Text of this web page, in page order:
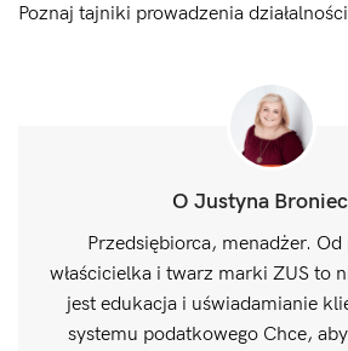
Poznaj tajniki prowadzenia
O Justyna
Przedsiębiorca, menadżer.
właścicielka i twarz marki ZUS to
jest edukacja i uświadamianie
systemu podatkowego Chce,